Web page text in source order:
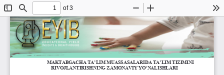
Toggle
Sidebar
Find
of 3
Zoom
Out
In
MAKTABGACHA TA’LIMDA MILLIY QADRIYATLARGA ASOSLANGAN TARBIYA
-15 aprel
MAKTABGACHA TA’LIM MUASSASALARIDA TA’LIM TIZIMINI
RIVOJLANTIRISHNING ZAMONAVIY YO‘NALISHLARI